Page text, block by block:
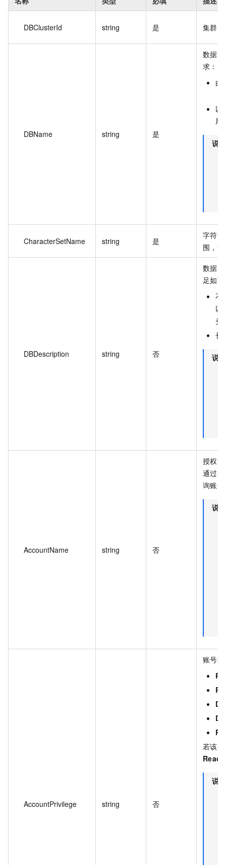
DBClusterId string 是 集群
DBName string 是
数据
求：
由
以
尾
说明
CharacterSetName string 是
字符
围，
DBDescription string 否
数据
足如
不
以
头
长
说明
AccountName string 否
授权
通过
询账
说明
AccountPrivilege string 否
账号
若该
说明